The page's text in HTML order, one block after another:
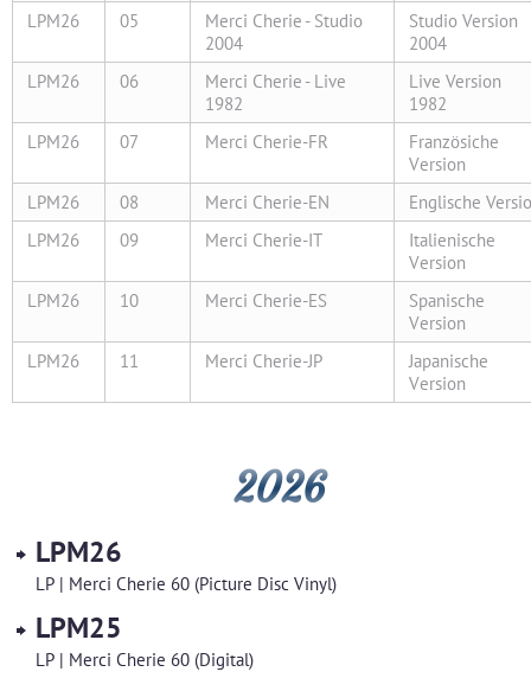
LPM26
05
Merci Cherie - Studio
2004
Studio Version
2004
LPM26
06
Merci Cherie - Live
1982
Live Version
1982
LPM26
07 Merci Cherie-FR
Französiche
Version
LPM26
08 Merci Cherie-EN
Englische
LPM26
09 Merci Cherie-IT
Italienische
Version
LPM26
10 Merci Cherie-ES
Spanische
Version
LPM26
11 Merci Cherie-JP
Japanische
Version
2026
LPM26
LP | Merci Cherie 60 (Picture Disc Vinyl)
LPM25
LP | Merci Cherie 60 (Digital)